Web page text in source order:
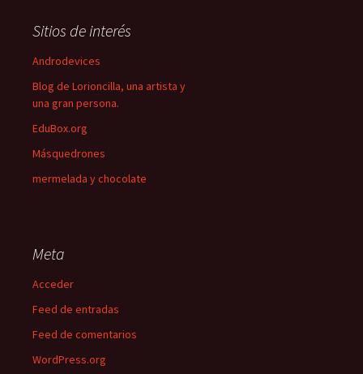
Sitios de interés
Androdevices
Blog de Lorioncilla, una artista y
una gran persona.
EduBox.org
Másquedrones
mermelada y chocolate
Meta
Acceder
Feed de entradas
Feed de comentarios
WordPress.org